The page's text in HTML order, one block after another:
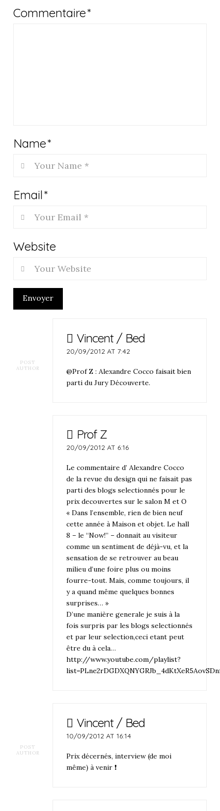
Commentaire*
Name*
Email*
Website
Envoyer
POST
AUTHOR
Vincent / Bed
20/09/2012 AT 7:42
@Prof Z : Alexandre Cocco faisait bien
parti du Jury Découverte.
Prof Z
20/09/2012 AT 6:16
Le commentaire d’ Alexandre Cocco
de la revue du design qui ne faisait pas
parti des blogs selectionnés pour le
prix decouvertes sur le salon M et O
« Dans l’ensemble, rien de bien neuf
cette année à Maison et objet. Le hall
8 – le “Now!” – donnait au visiteur
comme un sentiment de déjà-vu, et la
sensation de se retrouver au beau
milieu d’une foire plus ou moins
fourre-tout. Mais, comme toujours, il
y a quand même quelques bonnes
surprises… »
D’une manière generale je suis à la
fois surpris par les blogs selectionnés
et par leur selection,ceci etant peut
être du à cela…
http://www.youtube.com/playlist?
POST
AUTHOR
Vincent / Bed
10/09/2012 AT 16:14
Prix décernés, interview (de moi
même) à venir ❗